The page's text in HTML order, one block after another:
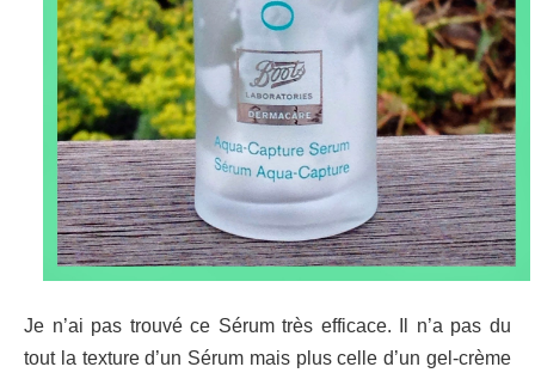
Je n’ai pas trouvé ce Sérum très efficace. Il n’a pas du
tout la texture d’un Sérum mais plus celle d’un gel-crème